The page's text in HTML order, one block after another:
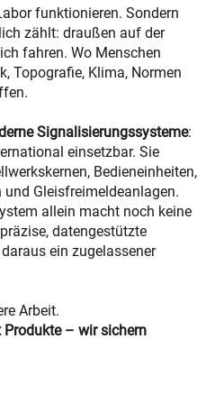
funktionieren. Sondern
zählt: draußen auf der
fahren. Wo Menschen
Topografie, Klima, Normen
Signalisierungssysteme:
einsetzbar. Sie
Bedieneinheiten,
Gleisfreimeldeanlagen.
allein macht noch keine
datengestützte
ein zugelassener
Arbeit.
Produkte – wir sichern